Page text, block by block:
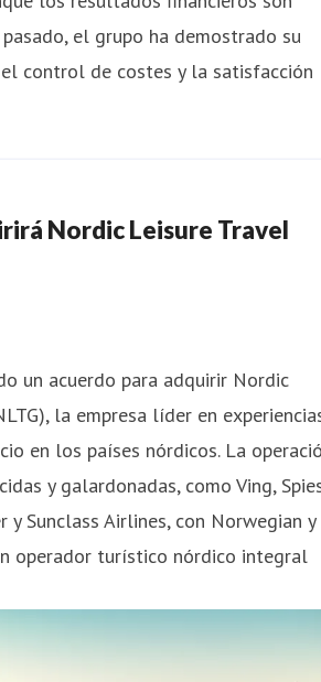
el grupo ha demostrado su
control de costes y la satisfacción
Nordic Leisure Travel
un acuerdo para adquirir Nordic
la empresa líder en
en los países nórdicos. La
y galardonadas, como Ving,
Sunclass Airlines, con Norwegian y
operador turístico nórdico integral